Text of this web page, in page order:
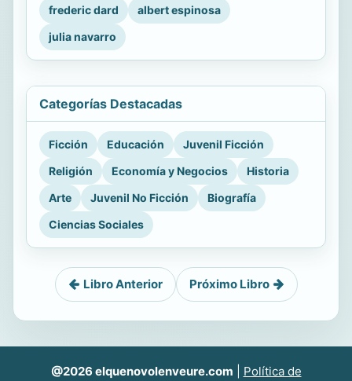
frederic dard
albert espinosa
julia navarro
Categorías Destacadas
Ficción Educación
Juvenil Ficción
Religión
Economía y Negocios
Historia
Arte
Juvenil No Ficción
Biografía
Ciencias Sociales
Libro Anterior Próximo Libro
@2026 elquenovolenveure.com Política de